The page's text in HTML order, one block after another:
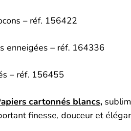
– réf. 156422
enneigées – réf. 164336
– réf. 156455
cartonnés blancs,
finesse, douceur et